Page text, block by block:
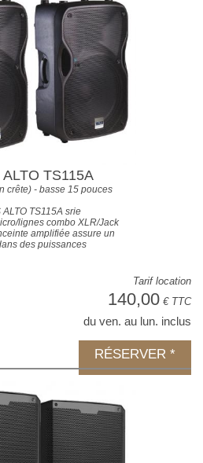
TS115A
crête) - basse 15 pouces
TS115A srie
lignes combo XLR/Jack
amplifiée assure un
des puissances
Tarif location
140,00 € TTC
du ven. au lun. inclus
RÉSERVER *